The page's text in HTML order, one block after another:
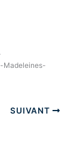
Madeleines-
SUIVANT